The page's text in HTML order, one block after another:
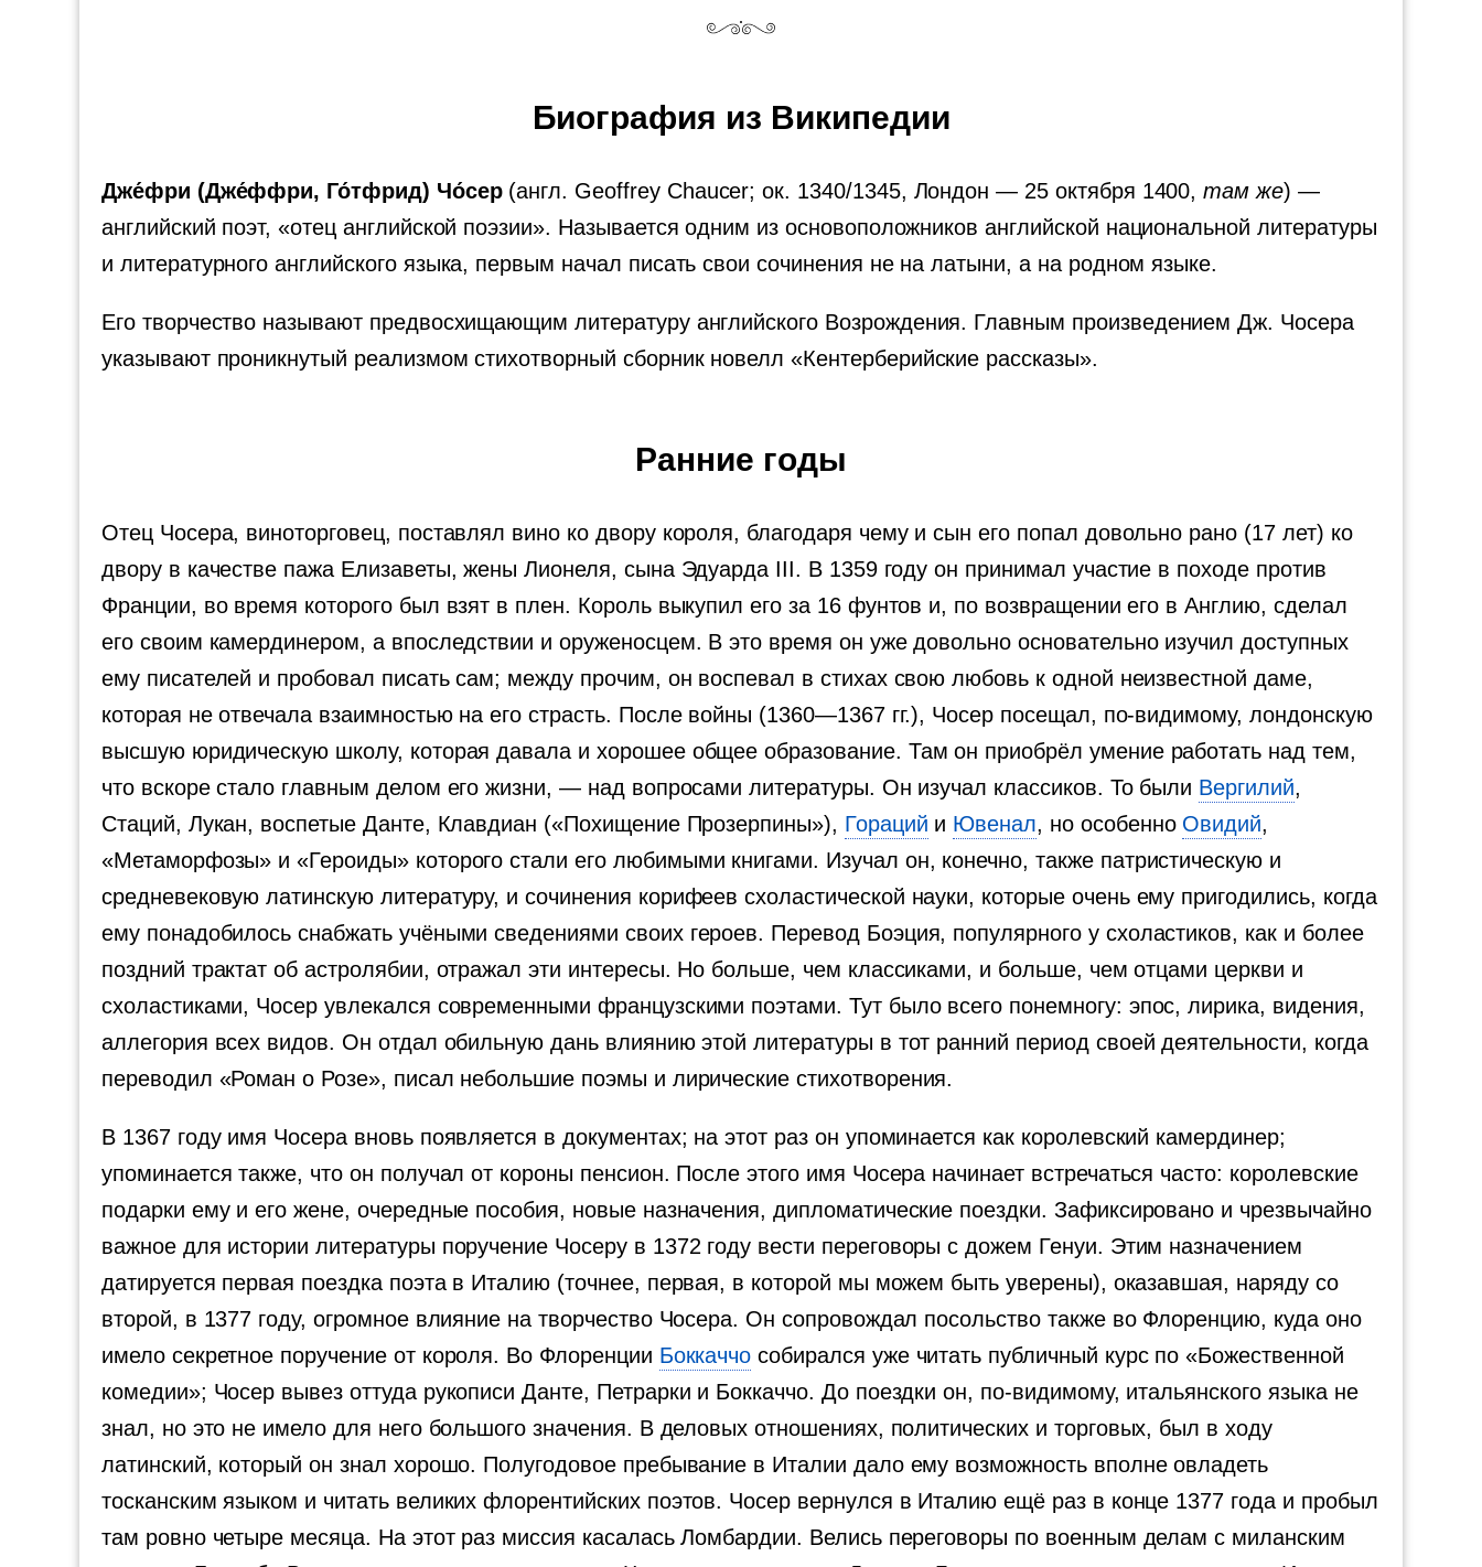
Биография из Википедии
Дже́фри (Дже́ффри, Го́тфрид) Чо́сер(англ. Geoffrey Chaucer; ок. 1340/1345, Лондон — 25 октября 1400,там же) —
английский поэт, «отец английской поэзии». Называется одним из основоположников английской национальной литературы
и литературного английского языка, первым начал писать свои сочинения не на латыни, а на родном языке.
Его творчество называют предвосхищающим литературу английского Возрождения. Главным произведением Дж. Чосера
указывают проникнутый реализмом стихотворный сборник новелл «Кентерберийские рассказы».
Ранние годы
Отец Чосера, виноторговец, поставлял вино ко двору короля, благодаря чему и сын его попал довольно рано (17 лет) ко
двору в качестве пажа Елизаветы, жены Лионеля, сына Эдуарда III. В 1359 году он принимал участие в походе против
Франции, во время которого был взят в плен. Король выкупил его за 16 фунтов и, по возвращении его в Англию, сделал
его своим камердинером, а впоследствии и оруженосцем. В это время он уже довольно основательно изучил доступных
ему писателей и пробовал писать сам; между прочим, он воспевал в стихах свою любовь к одной неизвестной даме,
которая не отвечала взаимностью на его страсть. После войны (1360—1367 гг.), Чосер посещал, по-видимому, лондонскую
высшую юридическую школу, которая давала и хорошее общее образование. Там он приобрёл умение работать над тем,
что вскоре стало главным делом его жизни, — над вопросами литературы. Он изучал классиков. То были Вергилий,
Стаций, Лукан, воспетые Данте, Клавдиан («Похищение Прозерпины»), Гораций и Ювенал, но особенно Овидий,
«Метаморфозы» и «Героиды» которого стали его любимыми книгами. Изучал он, конечно, также патристическую и
средневековую латинскую литературу, и сочинения корифеев схоластической науки, которые очень ему пригодились, когда
ему понадобилось снабжать учёными сведениями своих героев. Перевод Боэция, популярного у схоластиков, как и более
поздний трактат об астролябии, отражал эти интересы. Но больше, чем классиками, и больше, чем отцами церкви и
схоластиками, Чосер увлекался современными французскими поэтами. Тут было всего понемногу: эпос, лирика, видения,
аллегория всех видов. Он отдал обильную дань влиянию этой литературы в тот ранний период своей деятельности, когда
переводил «Роман о Розе», писал небольшие поэмы и лирические стихотворения.
В 1367 году имя Чосера вновь появляется в документах; на этот раз он упоминается как королевский камердинер;
упоминается также, что он получал от короны пенсион. После этого имя Чосера начинает встречаться часто: королевские
подарки ему и его жене, очередные пособия, новые назначения, дипломатические поездки. Зафиксировано и чрезвычайно
важное для истории литературы поручение Чосеру в 1372 году вести переговоры с дожем Генуи. Этим назначением
датируется первая поездка поэта в Италию (точнее, первая, в которой мы можем быть уверены), оказавшая, наряду со
второй, в 1377 году, огромное влияние на творчество Чосера. Он сопровождал посольство также во Флоренцию, куда оно
имело секретное поручение от короля. Во Флоренции Боккаччо собирался уже читать публичный курс по «Божественной
комедии»; Чосер вывез оттуда рукописи Данте, Петрарки и Боккаччо. До поездки он, по-видимому, итальянского языка не
знал, но это не имело для него большого значения. В деловых отношениях, политических и торговых, был в ходу
латинский, который он знал хорошо. Полугодовое пребывание в Италии дало ему возможность вполне овладеть
тосканским языком и читать великих флорентийских поэтов. Чосер вернулся в Италию ещё раз в конце 1377 года и пробыл
там ровно четыре месяца. На этот раз миссия касалась Ломбардии. Велись переговоры по военным делам с миланским